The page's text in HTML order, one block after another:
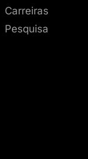
Carreiras
Pesquisa